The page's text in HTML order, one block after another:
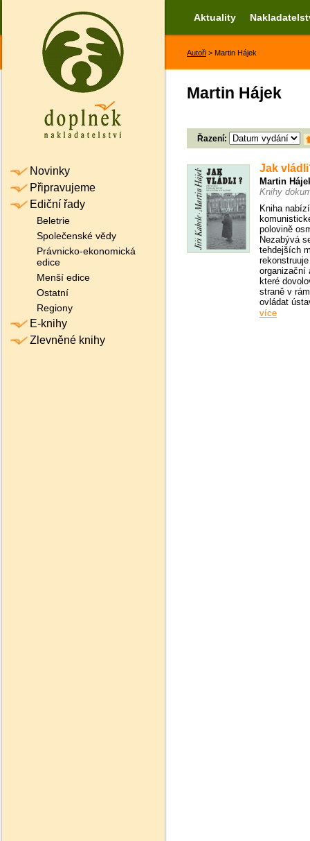
Novinky
Připravujeme
Ediční řady
Beletrie
Společenské vědy
Právnicko-ekonomická
edice
Menší edice
Ostatní
Regiony
E-knihy
Zlevněné knihy
Aktuality
Autoři > Martin Hájek
Martin Hájek
Řazení:
Jak
Martin
Knihy
Kniha
polovině
Nezabývá
tehdejších
organizační
které
straně v
ovládat
více